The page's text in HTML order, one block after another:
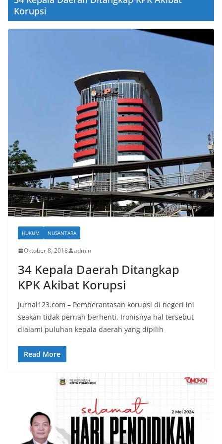
Korupsi
HUKUM NUSANTARA
Oktober 8, 2018 admin
34 Kepala Daerah Ditangkap
KPK Akibat Korupsi
Jurnal123.com – Pemberantasan korupsi di negeri ini
seakan tidak pernah berhenti. Ironisnya hal tersebut
dialami puluhan kepala daerah yang dipilih
Read More